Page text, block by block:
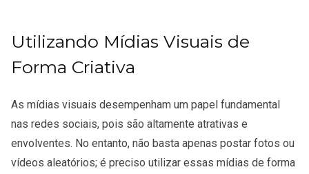
Utilizando Mídias Visuais de
Forma Criativa
As mídias visuais desempenham um papel fundamental
nas redes sociais, pois são altamente atrativas e
envolventes. No entanto, não basta apenas postar fotos ou
vídeos aleatórios; é preciso utilizar essas mídias de forma